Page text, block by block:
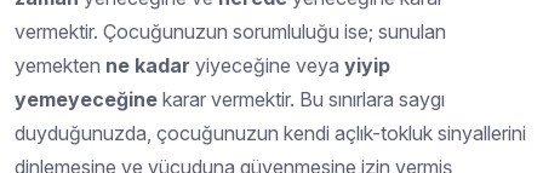
vermektir. Çocuğunuzun sorumluluğu ise; sunulan
yemekten ne kadar yiyeceğine veya yiyip
yemeyeceğine karar vermektir. Bu sınırlara saygı
duyduğunuzda, çocuğunuzun kendi açlık-tokluk sinyallerini
dinlemesine ve vücuduna güvenmesine izin vermiş